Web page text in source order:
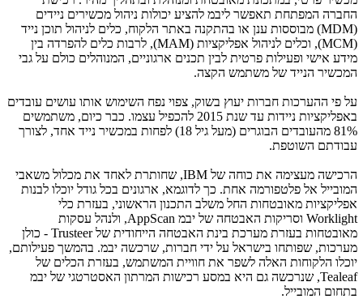
החברה המפתחת תאפשר ליבמ להציע יכולות ניהול מכשירים ניידים
(
(MDM מבוססות ענן או בהתקנה באתר הלקוח, כלים לניהול תוכן נייד
(MCM), וכלים לניהול אפליקציות (MAM), לרבות כלים להפרדה בין
מידע אישי ופעילות פרטית לבין תכנים ארגוניים, המנוהלים כולם על גבי
המכשיר הנייד של משתמש הקצה.
על פי ההערכות חברות יעוץ בשוק, צפוי נפח השימוש אותו עושים עובדים
באפליקציות ניידות עד שנת 2015 להכפיל עצמו. כבר כיום, משתמשים
81% מהעובדים הבוגרים (מעל גיל 18) לפחות במכשיר נייד אחד, לצורך
עבודתם השוטפת.
הרכישה מעצימה את כוחה של IBM, שחותרת לאחד את מכלול משאבי
המובייל אל פלטפורמה אחת. כך לדוגמא, ארגונים בכל גודל יוכלו לבנות
אפליקציות מאובטחות החל משלב התכנון הראשוני, בעזרת כלי
Worklight וסריקות האבטחה של יבמ AppScan, ולנהל עסקות
מאובטחות בעזרת מערכת בינת האבטחה הייחודית שלTrusteer - כולן
מערכות, שפותחו בישראל על ידי חברות, שרכשה יבמ. בהמשך פעילותם,
יוכלו הלקוחות האלה לשפר את חוויית המשתמש, בעזרת הכלים של
Tealeaf, שנרכשה גם היא במסע רכישות המרתון האסטרטגי של יבמ
בתחום המובייל.